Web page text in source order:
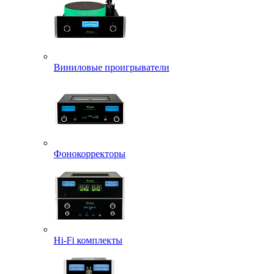
Виниловые проигрыватели
Фонокорректоры
Hi-Fi комплекты